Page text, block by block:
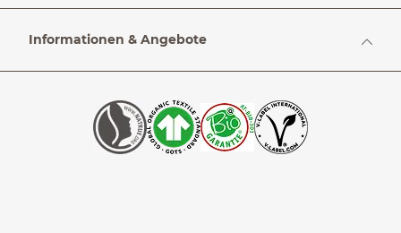
Informationen & Angebote